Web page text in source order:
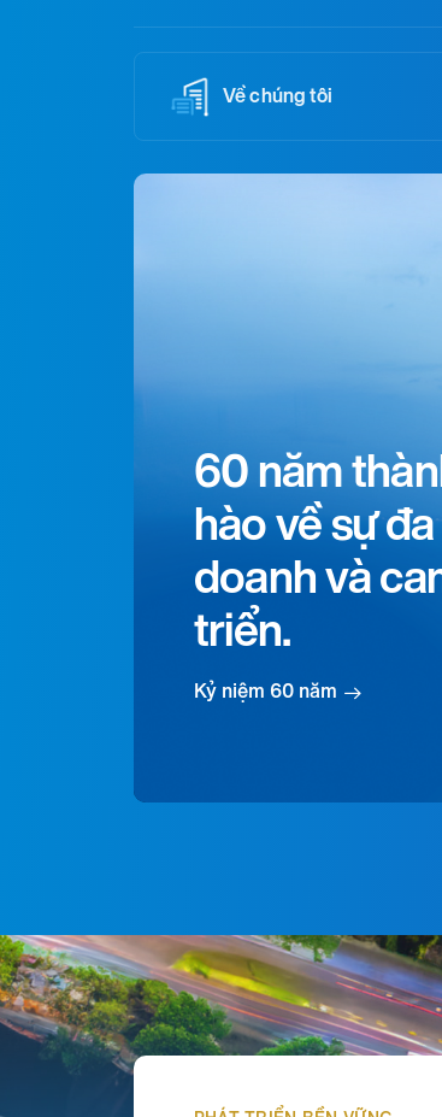
Về chúng tôi
60 năm
hào về sự
doanh và
triển.
Kỷ niệm 60 năm